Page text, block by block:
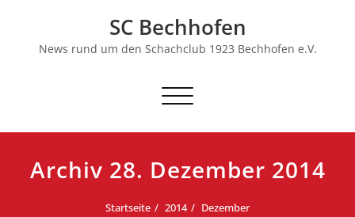
SC Bechhofen
News rund um den Schachclub 1923 Bechhofen e.V.
Schalte
Archiv 28. Dezember 2014
Startseite 2014 Dezember